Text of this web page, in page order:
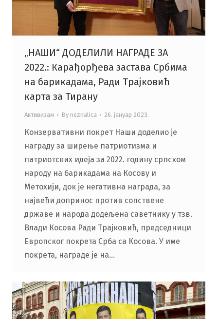
„НАШИ“ ДОДЕЛИЛИ НАГРАДЕ ЗА
2022.: Карађорђева застава Србима
на барикадама, Ради Трајковић
карта за Тирану
Активизам By neznalica 26. јануар 2023.
Конзервативни покрет Наши доделио је
награду за ширење патриотизма и
патриотских идеја за 2022. годину српском
народу на барикадама на Косову и
Метохији, док је негативна награда, за
највећи допринос против сопствене
државе и народа додељена саветнику у тзв.
Влади Косова Ради Трајковић, председници
Европског покрета Срба са Косова. У име
покрета, награде је на…